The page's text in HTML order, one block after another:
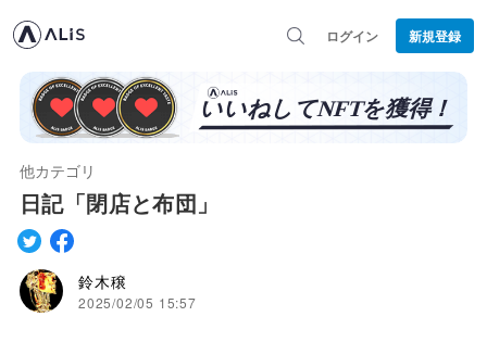
ログイン 新規登録
他カテゴリ
日記「閉店と布団」
鈴木穣
2025/02/05 15:57